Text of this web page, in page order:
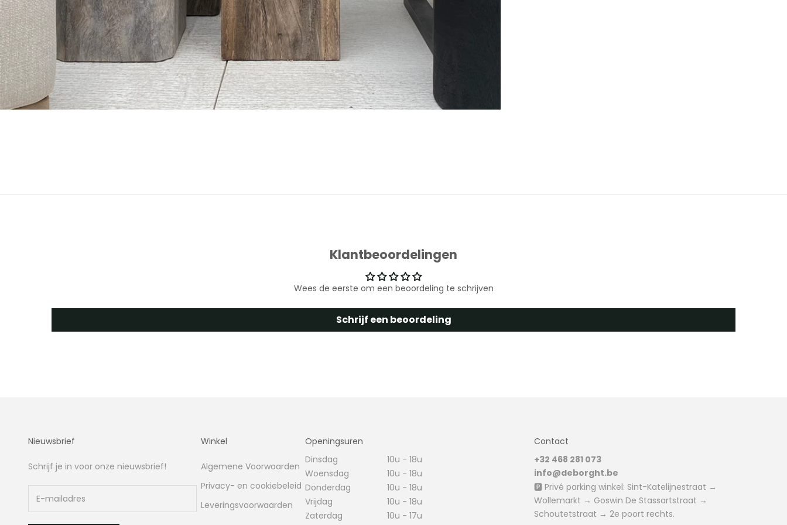
Klantbeoordelingen
Wees de eerste om een beoordeling te schrijven
Schrijf een beoordeling
Nieuwsbrief
Schrijf je in voor onze nieuwsbrief!
Winkel
Algemene Voorwaarden
Privacy- en cookiebeleid
Leveringsvoorwaarden
Openingsuren
Dinsdag
10u - 18u
Woensdag
10u - 18u
Donderdag
10u - 18u
Vrijdag
10u - 18u
Zaterdag
10u - 17u
Contact
+32 468 281 073
info@deborght.be
🅿️ Privé parking winkel: Sint-Katelijnestraat →
Wollemarkt → Goswin De Stassartstraat →
Schoutetstraat → 2e poort rechts.